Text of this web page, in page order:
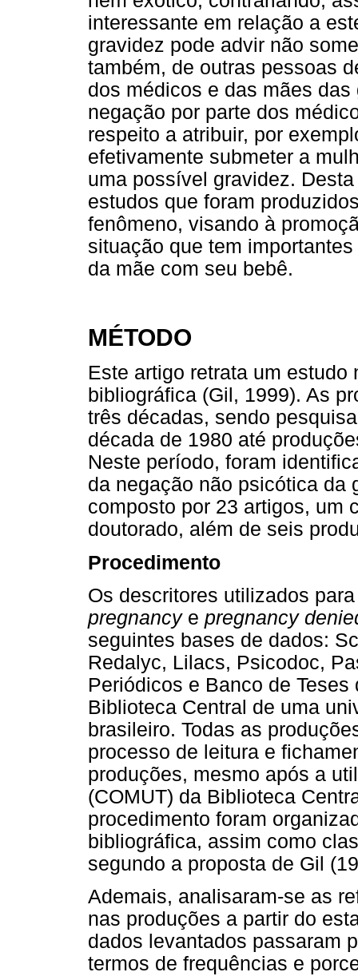
interessante em relação a
gravidez pode advir não
também, de outras pessoas
dos médicos e das mães
negação por parte dos
respeito a atribuir, por
efetivamente submeter a
uma possível gravidez.
estudos que foram
fenômeno, visando à
situação que tem
da mãe com seu bebê.
MÉTODO
Este artigo retrata um
bibliográfica (Gil, 1999). As
três décadas, sendo
década de 1980 até
Neste período, foram
da negação não psicótica da
composto por 23 artigos, um
doutorado, além de seis
Procedimento
Os descritores utilizados
pregnancye pregnancy
seguintes bases de dados:
Redalyc, Lilacs, Psicodoc,
Periódicos e Banco de
Biblioteca Central de uma
brasileiro. Todas as
processo de leitura e
produções, mesmo após a
(COMUT) da Biblioteca
procedimento foram
bibliográfica, assim como
segundo a proposta de Gil
Ademais, analisaram-se as
nas produções a partir do
dados levantados passaram
termos de frequências e